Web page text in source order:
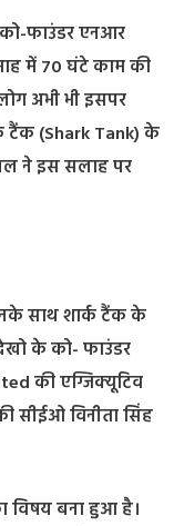
फाउंडर एनआर
में 70 घंटे काम की
अभी भी इसपर
टैंक (Shark Tank) के
ने इस सलाह पर
साथ शार्क टैंक के
के को- फाउंडर
की एग्जिक्यूटिव
सीईओ विनीता सिंह
विषय बना हुआ है।